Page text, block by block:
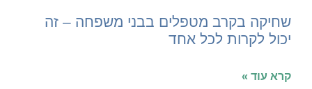
שחיקה בקרב מטפלים בבני משפחה – זה
יכול לקרות לכל אחד
קרא עוד »